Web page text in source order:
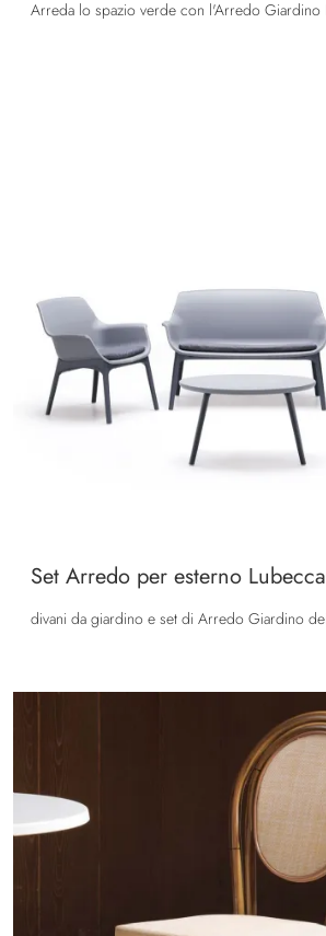
Set Arredo per esterno Lubecca